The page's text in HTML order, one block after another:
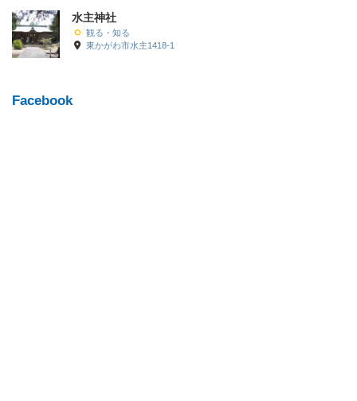
水主神社
観る・知る
東かがわ市水主1418-1
Facebook